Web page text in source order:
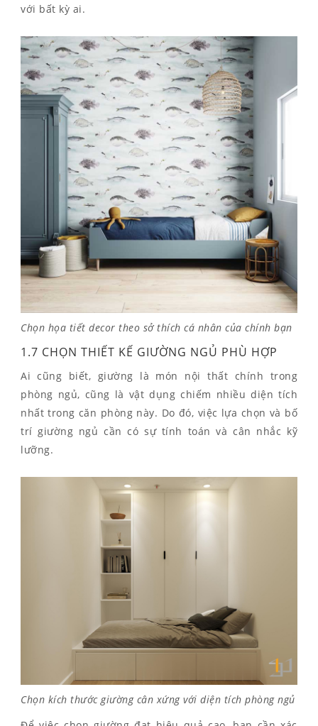
với bất kỳ ai.
Chọn họa tiết decor theo sở thích cá nhân của chính bạn
1.7 CHỌN THIẾT KẾ GIƯỜNG NGỦ PHÙ HỢP
Ai cũng biết, giường là món nội thất chính trong
phòng ngủ, cũng là vật dụng chiếm nhiều diện tích
nhất trong căn phòng này. Do đó, việc lựa chọn và bố
trí giường ngủ cần có sự tính toán và cân nhắc kỹ
lưỡng.
Chọn kích thước giường cân xứng với diện tích phòng ngủ